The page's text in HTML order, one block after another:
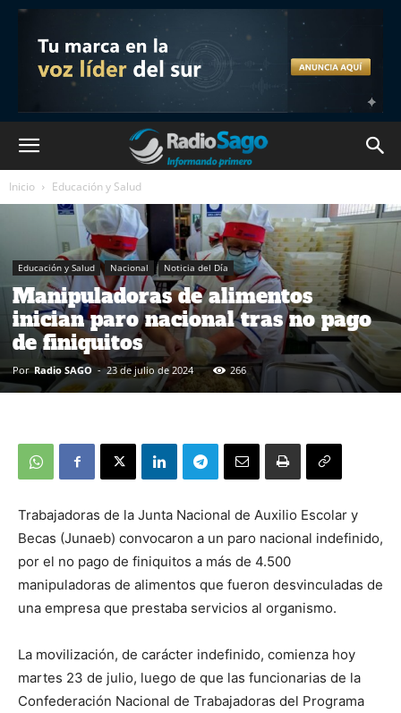
Inicio Educación y Salud
Educación y Salud Nacional Noticia del Día
Manipuladoras de alimentos
inician paro nacional tras no pago
de finiquitos
Por Radio SAGO - 23 de julio de 2024 266
Trabajadoras de la Junta Nacional de Auxilio Escolar y
Becas (Junaeb) convocaron a un paro nacional indefinido,
por el no pago de finiquitos a más de 4.500
manipuladoras de alimentos que fueron desvinculadas de
una empresa que prestaba servicios al organismo.
La movilización, de carácter indefinido, comienza hoy
martes 23 de julio, luego de que las funcionarias de la
Confederación Nacional de Trabajadoras del Programa